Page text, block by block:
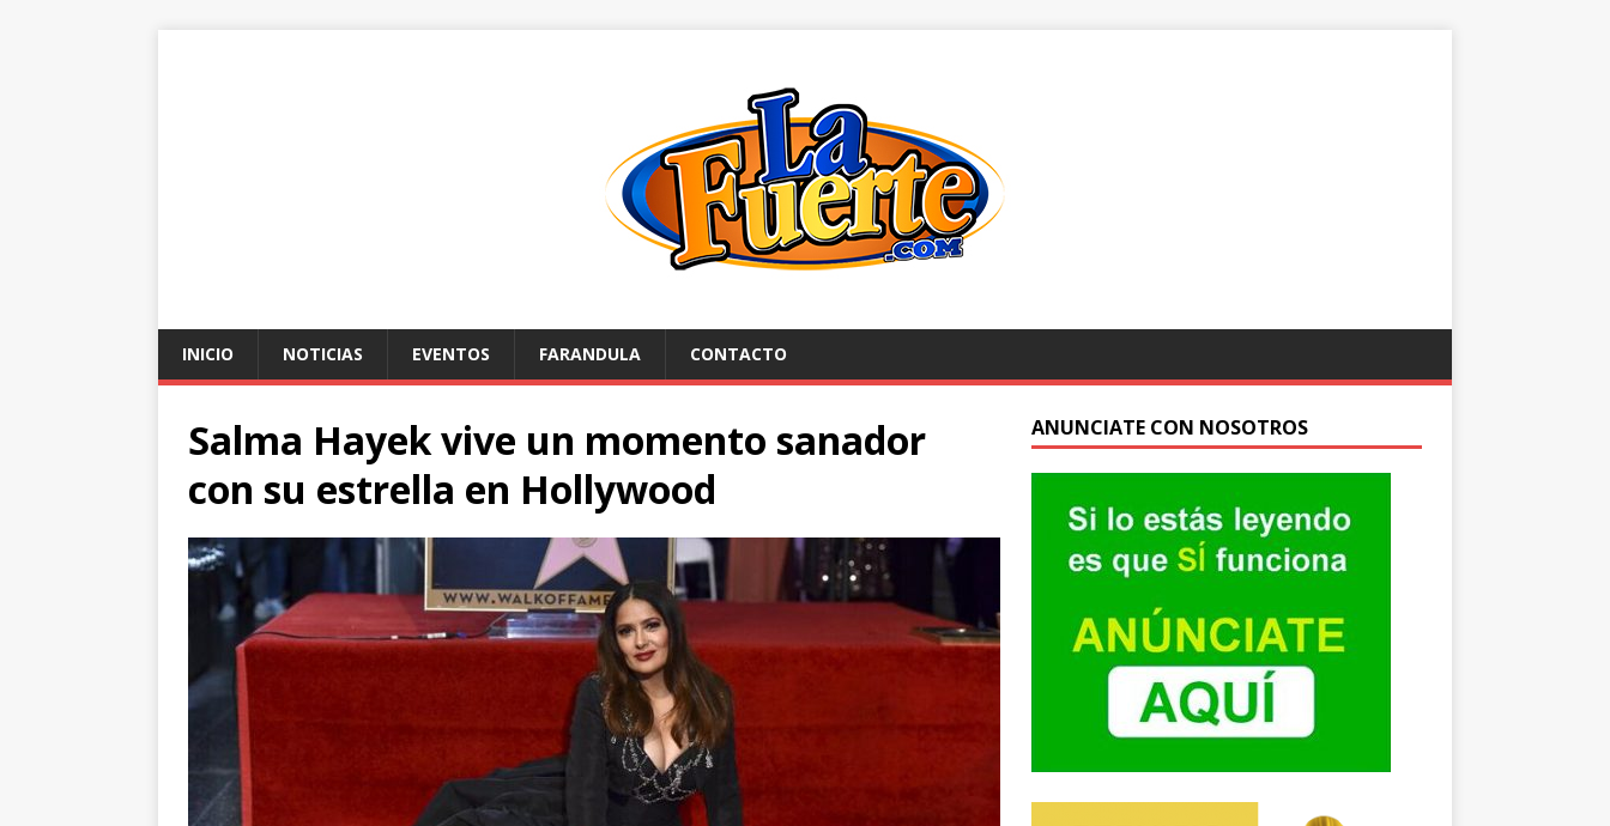
INICIO NOTICIAS EVENTOS FARANDULA CONTACTO
Salma Hayek vive un momento sanador
con su estrella en Hollywood
ANUNCIATE CON NOSOTROS